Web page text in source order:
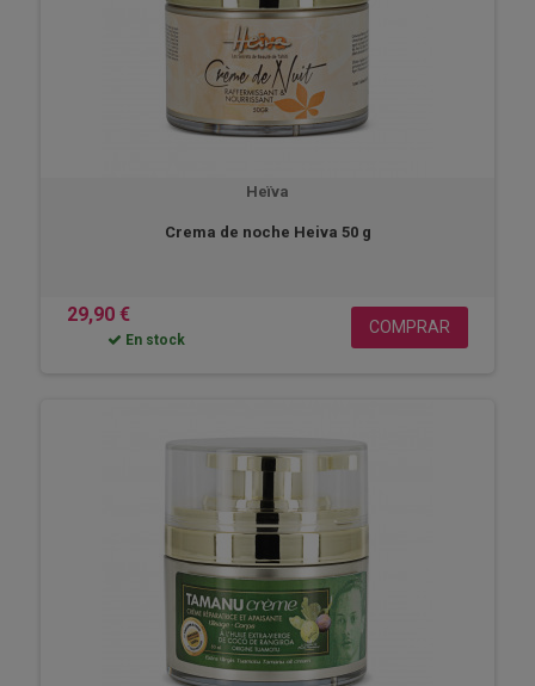
Heïva
Crema de noche Heiva 50 g
29,90 €
En stock
COMPRAR